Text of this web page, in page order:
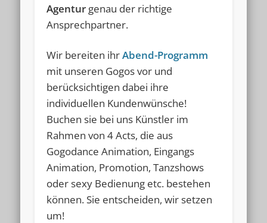
Agentur genau der richtige
Ansprechpartner.
Wir bereiten ihrAbend-Programm
mit unseren Gogos vor und
berücksichtigen dabei ihre
individuellen Kundenwünsche!
Buchen sie bei uns Künstler im
Rahmen von 4 Acts, die aus
Gogodance Animation, Eingangs
Animation, Promotion, Tanzshows
oder sexy Bedienung etc. bestehen
können. Sie entscheiden, wir setzen
um!